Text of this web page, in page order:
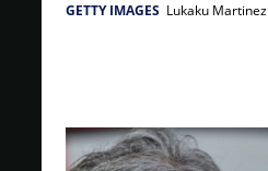
GETTY IMAGES Lukaku Martinez